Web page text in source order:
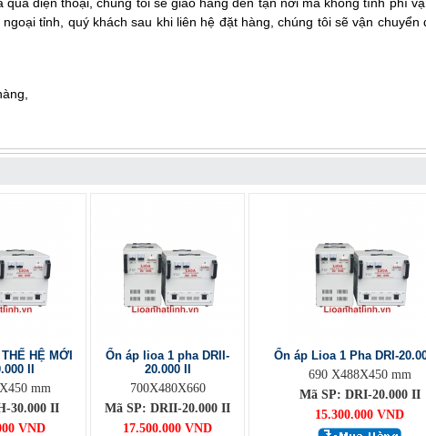
tỉnh, quý khách sau khi liên hệ đặt hàng, chúng tôi sẽ vận
HỆ MỚI
II
mm
30.000 II
VND
Ổn áp lioa 1 pha DRII-
20.000 II
700X480X660
Mã SP: DRII-20.000 II
17.500.000 VND
Ổn áp Lioa 1 Pha DRI-
690 X488X450 mm
Mã SP: DRI-20.000 II
15.300.000 VND